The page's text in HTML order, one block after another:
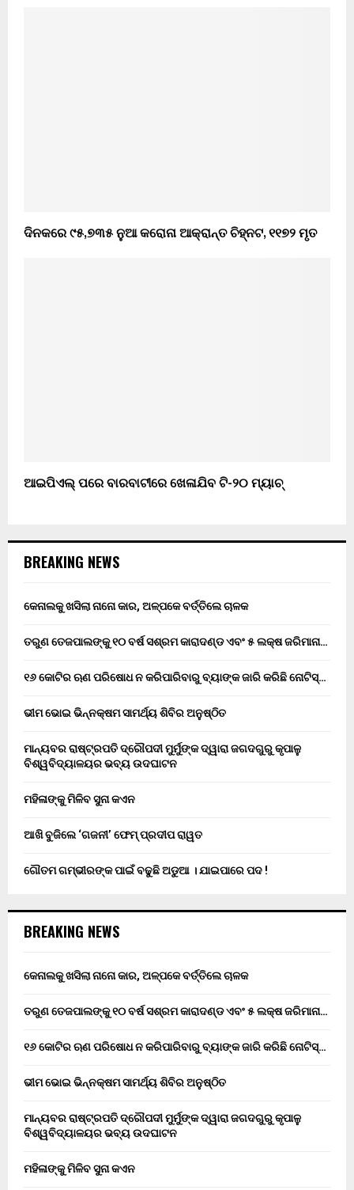
ଦିନକରେ ୯୫,୭୩୫ ନୁଆ କରୋନା ଆକ୍ରାନ୍ତ ଚିହ୍ନଟ, ୧୧୭୨ ମୃତ
ଆଇପିଏଲ୍ ପରେ ବାରବାଟୀରେ ଖେଳାଯିବ ଟି-୨୦ ମ୍ୟାଚ୍
BREAKING NEWS
କେନାଲକୁ ଖସିଲା ନାନୋ କାର, ଅଳ୍ପକେ ବର୍ତ୍ତିଲେ ଚାଳକ
ତରୁଣ ତେଜପାଲଙ୍କୁ ୧୦ ବର୍ଷ ସଶ୍ରମ କାରାଦଣ୍ଡ ଏବଂ ₹୫ ଲକ୍ଷ ଜରିମାନା…
୧୬ କୋଟିର ଋଣ ପରିଷୋଧ ନ କରିପାରିବାରୁ ବ୍ୟାଙ୍କ ଜାରି କରିଛି ନୋଟିସ୍…
ଭୀମ ଭୋଇ ଭିନ୍ନକ୍ଷମ ସାମର୍ଥ୍ୟ ଶିବିର ଅନୁଷ୍ଠିତ
ମାନ୍ୟବର ରାଷ୍ଟ୍ରପତି ଦ୍ରୌପଦୀ ମୁର୍ମୁଙ୍କ ଦ୍ୱାରା ଜଗଦଗୁରୁ କୃପାଳୁ
ବିଶ୍ୱବିଦ୍ୟାଳୟର ଭବ୍ୟ ଉଦଘାଟନ
ମହିଳାଙ୍କୁ ମିଳିବ ସୁନା କଏନ
ଆଖି ବୁଜିଲେ ‘ଗଜନୀ’ ଫେମ୍ ପ୍ରଦୀପ ରାୱତ
ଗୌତମ ଗମ୍ଭୀରଙ୍କ ପାଇଁ ବଢୁଛି ଅଡୁଆ । ଯାଇପାରେ ପଦ !
BREAKING NEWS
କେନାଲକୁ ଖସିଲା ନାନୋ କାର, ଅଳ୍ପକେ ବର୍ତ୍ତିଲେ ଚାଳକ
ତରୁଣ ତେଜପାଲଙ୍କୁ ୧୦ ବର୍ଷ ସଶ୍ରମ କାରାଦଣ୍ଡ ଏବଂ ₹୫ ଲକ୍ଷ ଜରିମାନା…
୧୬ କୋଟିର ଋଣ ପରିଷୋଧ ନ କରିପାରିବାରୁ ବ୍ୟାଙ୍କ ଜାରି କରିଛି ନୋଟିସ୍…
ଭୀମ ଭୋଇ ଭିନ୍ନକ୍ଷମ ସାମର୍ଥ୍ୟ ଶିବିର ଅନୁଷ୍ଠିତ
ମାନ୍ୟବର ରାଷ୍ଟ୍ରପତି ଦ୍ରୌପଦୀ ମୁର୍ମୁଙ୍କ ଦ୍ୱାରା ଜଗଦଗୁରୁ କୃପାଳୁ
ବିଶ୍ୱବିଦ୍ୟାଳୟର ଭବ୍ୟ ଉଦଘାଟନ
ମହିଳାଙ୍କୁ ମିଳିବ ସୁନା କଏନ